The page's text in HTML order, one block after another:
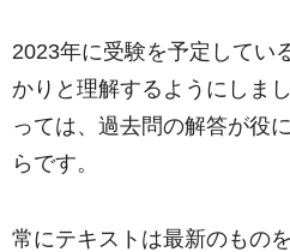
2023年に受験を予定してい
かりと理解するようにしま
っては、過去問の解答が役
らです。
常にテキストは最新のもの